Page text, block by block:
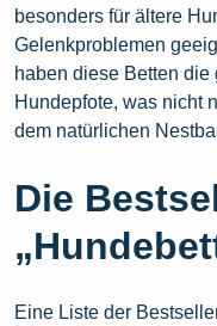
besonders für ältere
Gelenkproblemen
haben diese Betten
Hundepfote, was nicht
dem natürlichen
Die
Eine Liste der